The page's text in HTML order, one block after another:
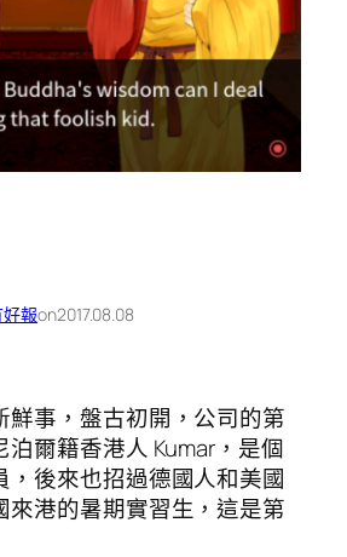
好報on2017.08.08
鮮事，盤古初開，公司的第
爾籍香港人 Kumar，是個
，後來也招過德國人和美國
來港的暑期實習生，這是第